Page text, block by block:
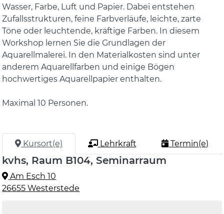
Wasser, Farbe, Luft und Papier. Dabei entstehen
Zufallsstrukturen, feine Farbverläufe, leichte, zarte
Töne oder leuchtende, kräftige Farben. In diesem
Workshop lernen Sie die Grundlagen der
Aquarellmalerei. In den Materialkosten sind unter
anderem Aquarellfarben und einige Bögen
hochwertiges Aquarellpapier enthalten.
Maximal 10 Personen.
Kursort(e) Lehrkraft Termin(e)
kvhs, Raum B104, Seminarraum
Am Esch 10
26655 Westerstede